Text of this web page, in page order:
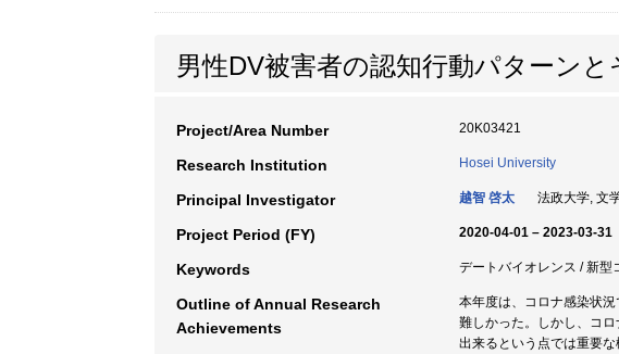
男性DV被害者の認知行動パターン
Project/Area Number 20K03421
Research Institution Hosei University
Principal Investigator 越智 啓太 法政大学, 文
Project Period (FY) 2020-04-01 – 2023-03-31
Keywords デートバイオレンス / 新型
Outline of Annual Research
Achievements
本年度は、コロナ感染状
難しかった。しかし、コ
出来るという点では重要